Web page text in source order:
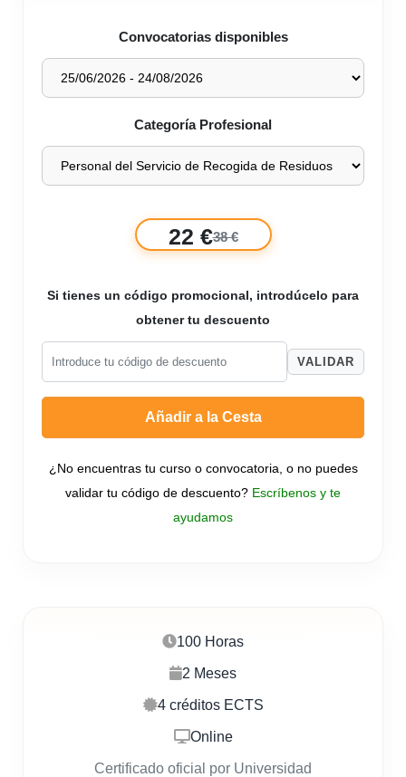
100 Horas
2 Meses
4 créditos ECTS
Online
Certificado oficial por Universidad
Convocatorias disponibles
Categoría Profesional
22 €38 €
Si tienes un código promocional, introdúcelo para
obtener tu descuento
VALIDAR
Añadir a la Cesta
¿No encuentras tu curso o convocatoria, o no puedes
validar tu código de descuento? Escríbenos y te
ayudamos